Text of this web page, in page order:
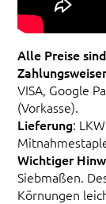
Alle Preise
VISA, Google
(Vorkasse).
Lieferung:
Wichtiger
Siebmaßen.
Körnungen